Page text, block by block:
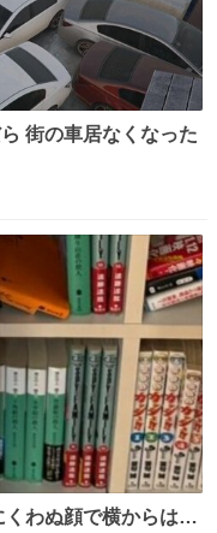
街の車居なくなった